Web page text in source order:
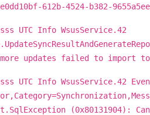
612b-4524-b382-
UTC Info WsusService.42
updates failed to import
UTC Info WsusService.42
(0x80131904):